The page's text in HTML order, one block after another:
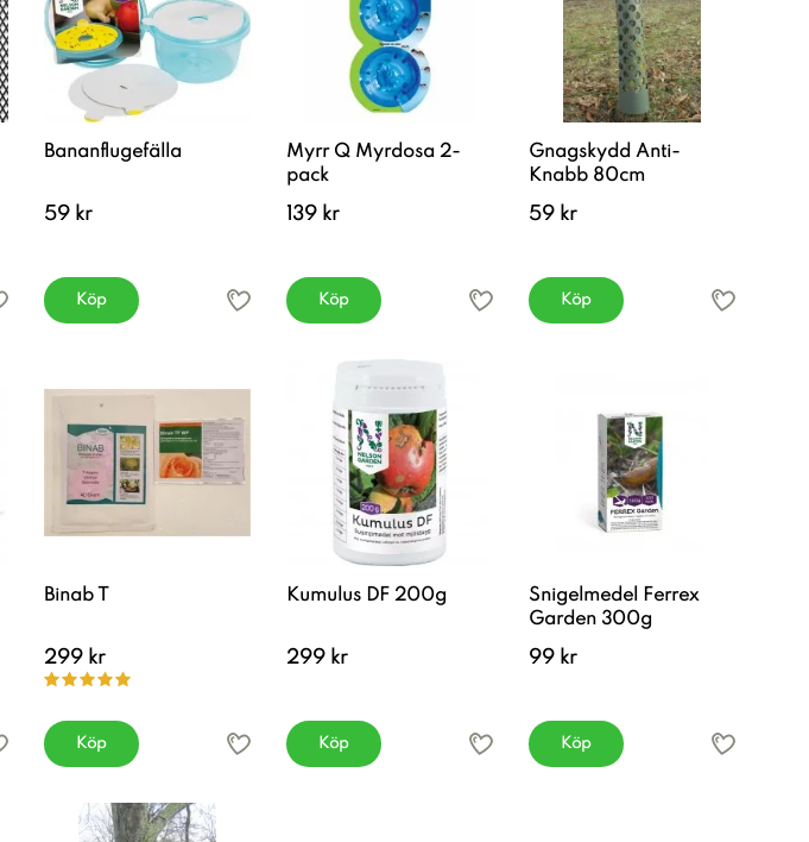
Bananflugefälla
59 kr
Köp
Myrr Q Myrdosa 2-
pack
139 kr
Köp
Gnagskydd Anti-
Knabb 80cm
59 kr
Köp
Binab T
299 kr
Köp
Kumulus DF 200g
299 kr
Köp
Snigelmedel Ferrex
Garden 300g
99 kr
Köp